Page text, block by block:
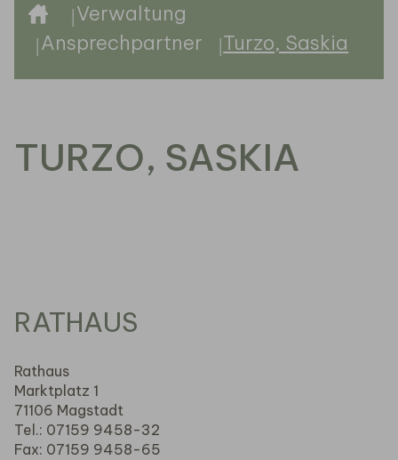
Verwaltung
Ansprechpartner
Turzo, Saskia
TURZO, SASKIA
RATHAUS
Rathaus
Marktplatz 1
71106 Magstadt
Tel.: 07159 9458-32
Fax: 07159 9458-65